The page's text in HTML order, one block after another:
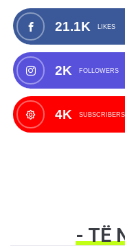
21.1K LIKES
2K FOLLOWERS
4K SUBSCRIBERS
- TË